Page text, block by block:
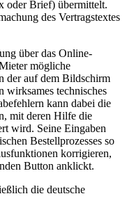
oder Brief) übermittelt.
des Vertragstextes
über das Online-
mögliche
der auf dem Bildschirm
wirksames technisches
kann dabei die
mit deren Hilfe die
wird. Seine Eingaben
Bestellprozesses so
korrigieren,
Button anklickt.
die deutsche